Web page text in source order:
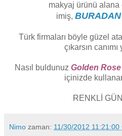
makyaj ürünü
imiş, BURADAN
Türk firmaları böyle güzel
çıkarsın
Nasıl buldunuz Golden
içinizde
RENKLİ
Nimo zaman: 11/30/2012 11:21:00